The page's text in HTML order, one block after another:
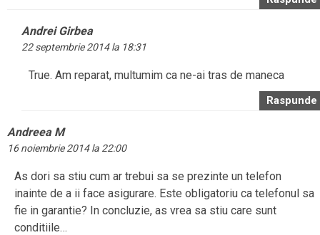
Andrei Girbea
22 septembrie 2014 la 18:31
True. Am reparat, multumim ca ne-ai tras de maneca
Raspunde
Andreea M
16 noiembrie 2014 la 22:00
As dori sa stiu cum ar trebui sa se prezinte un telefon
inainte de a ii face asigurare. Este obligatoriu ca telefonul sa
fie in garantie? In concluzie, as vrea sa stiu care sunt
conditiile…